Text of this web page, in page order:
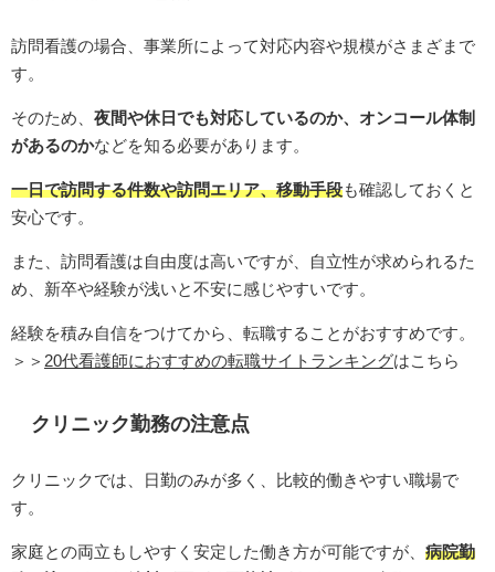
訪問看護の場合、事業所によって対応内容や規模がさまざまで
す。
そのため、 夜間や休日でも対応しているのか、オンコール体制
があるのかなどを知る必要があります。
一日で訪問する件数や訪問エリア、移動手段 も確認しておくと
安心です。
また、訪問看護は自由度は高いですが、自立性が求められるた
め、新卒や経験が浅いと不安に感じやすいです。
経験を積み自信をつけてから、転職することがおすすめです。
＞＞ 20代看護師におすすめの転職サイトランキングはこちら
クリニック勤務の注意点
クリニックでは、日勤のみが多く、比較的働きやすい職場で
す。
家庭との両立もしやすく安定した働き方が可能ですが、 病院勤